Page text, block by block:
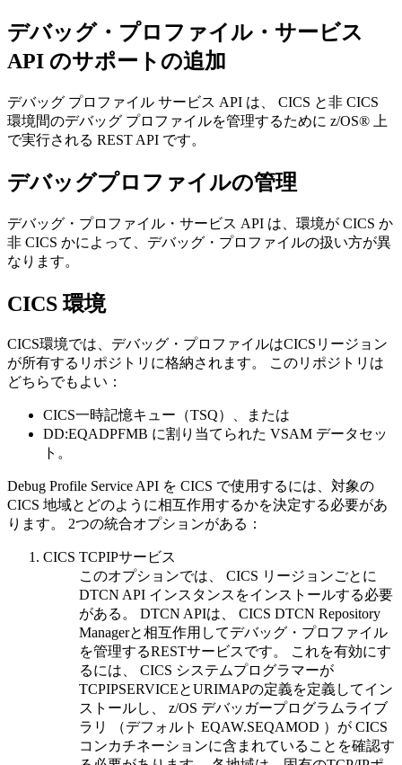
デバッグ・プロファイル・サービス
API のサポートの追加
デバッグ プロファイル サービス API は、
CICS と非 CICS
環境間のデバッグ プロファイルを管理するために z/OS® 上
で実行される REST API です。
デバッグプロファイルの管理
デバッグ・プロファイル・サービス API は、環境が CICS か
非 CICS かによって、デバッグ・プロファイルの扱い方が異
なります。
CICS 環境
CICS環境では、デバッグ・プロファイルはCICSリージョン
が所有するリポジトリに格納されます。 このリポジトリは
どちらでもよい：
CICS一時記憶キュー（TSQ）、または
DD:EQADPFMB に割り当てられた VSAM データセッ
ト。
Debug Profile ServiceAPI を CICS で使用するには、対象の
CICS 地域とどのように相互作用するかを決定する必要があ
ります。 2つの統合オプションがある：
CICS TCPIPサービス
このオプションでは、 CICS リージョンごとに
DTCN API インスタンスをインストールする必要
がある。 DTCN APIは、 CICS DTCN Repository
Managerと相互作用してデバッグ・プロファイル
を管理するRESTサービスです。 これを有効にす
るには、 CICS システムプログラマーが
TCPIPSERVICEとURIMAPの定義を定義してイン
ストールし、 z/OS デバッガープログラムライブ
ラリ
（デフォルト EQAW.SEQAMOD ）が CICS
コンカチネーションに含まれていることを確認す